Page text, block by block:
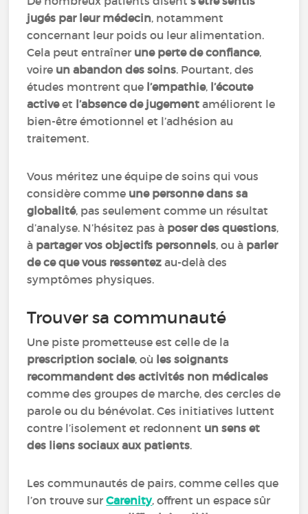
jugés par leur médecin, notamment
concernant leur poids ou leur alimentation.
Cela peut entraîner une perte de confiance,
voire un abandon des soins. Pourtant, des
études montrent que l’empathie, l’écoute
activeet l’absence de jugementaméliorent le
bien-être émotionnel et l’adhésion au
traitement.
Vous méritez une équipe de soins qui vous
considère comme une personne dans sa
globalité, pas seulement comme un résultat
d’analyse. N’hésitez pas à poser des questions,
à partager vos objectifs personnels, ou à parler
de ce que vous ressentez au-delà des
symptômes physiques.
Trouver sa communauté
Une piste prometteuse est celle de la
prescription sociale, où les soignants
recommandent des activités non médicales
comme des groupes de marche, des cercles de
parole ou du bénévolat. Ces initiatives luttent
contre l’isolement et redonnent un sens et
des liens sociaux aux patients.
Les communautés de pairs, comme celles que
l’on trouve surCarenity, offrent un espace sûr